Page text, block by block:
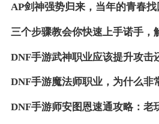
AP剑神强势归来，当年的青春找
DNF手游武神职业应该提升攻击
DNF手游师安图恩速通攻略：老